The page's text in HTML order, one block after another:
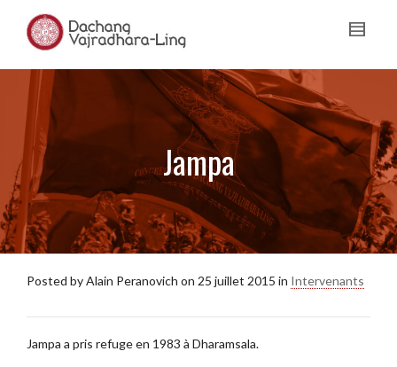
Jampa
Posted byAlain Peranovich on 25 juillet 2015 in Intervenants
Jampa a pris refuge en 1983 à Dharamsala.